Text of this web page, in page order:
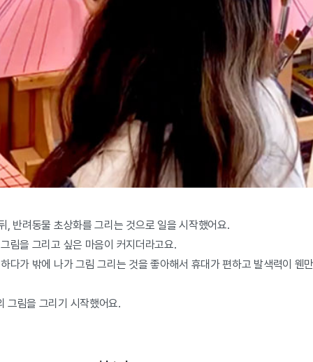
, 반려동물 초상화를 그리는 것으로 일을 시작했어요.
림을 그리고 싶은 마음이 커지더라고요.
다가 밖에 나가 그림 그리는 것을 좋아해서 휴대가 편하고 발색력이 웬
그림을 그리기 시작했어요.